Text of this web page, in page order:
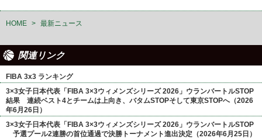
HOME > 最新ニュース
関連リンク
FIBA 3x3 ランキング
3×3女子日本代表「FIBA 3×3ウィメンズシリーズ 2026」ウランバートルSTOP
結果 連続ベスト4とチームは上向き、バタムSTOPそして東京STOPへ（2026
年6月26日）
3×3女子日本代表「FIBA 3×3ウィメンズシリーズ 2026」ウランバートルSTOP
予選プール2連勝の首位通過で決勝トーナメント進出決定（2026年6月25日）